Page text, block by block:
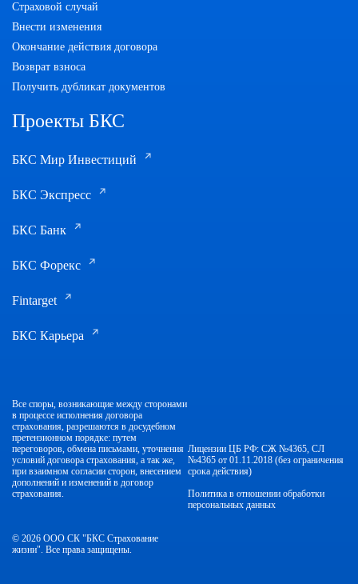
Страховой случай
Внести изменения
Окончание действия договора
Возврат взноса
Получить дубликат документов
Проекты БКС
БКС Мир Инвестиций
БКС Экспресс
БКС Банк
БКС Форекс
Fintarget
БКС Карьера
Все споры, возникающие между сторонами
в процессе исполнения договора
страхования, разрешаются в досудебном
претензионном порядке: путем
переговоров, обмена письмами, уточнения
условий договора страхования, а так же,
при взаимном согласии сторон, внесением
дополнений и изменений в договор
страхования.
© 2026 ООО СК "БКС Страхование
жизни". Все права защищены.
Лицензии ЦБ РФ: СЖ №4365, СЛ
№4365 от 01.11.2018 (без ограничения
срока действия)
Политика в отношении обработки
персональных данных